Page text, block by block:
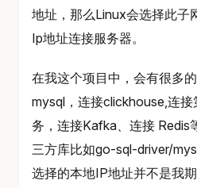
地址，那么Linux会选择此
Ip地址连接服务器。
在我这个项目中，会有很多
mysql，连接clickhouse,连
务，连接Kafka、连接 Redis
三方库比如go-sql-driver/
选择的本地IP地址并不是我